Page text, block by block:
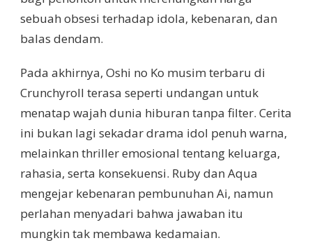
sebuah obsesi terhadap idola, kebenaran, dan
balas dendam.
Pada akhirnya, Oshi no Ko musim terbaru di
Crunchyroll terasa seperti undangan untuk
menatap wajah dunia hiburan tanpa filter. Cerita
ini bukan lagi sekadar drama idol penuh warna,
melainkan thriller emosional tentang keluarga,
rahasia, serta konsekuensi. Ruby dan Aqua
mengejar kebenaran pembunuhan Ai, namun
perlahan menyadari bahwa jawaban itu
mungkin tak membawa kedamaian.